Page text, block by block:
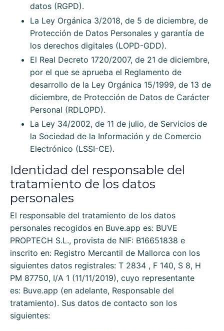
datos (RGPD).
La Ley Orgánica 3/2018, de 5 de diciembre, de
Protección de Datos Personales y garantía de
los derechos digitales (LOPD-GDD).
El Real Decreto 1720/2007, de 21 de diciembre,
por el que se aprueba el Reglamento de
desarrollo de la Ley Orgánica 15/1999, de 13 de
diciembre, de Protección de Datos de Carácter
Personal (RDLOPD).
La Ley 34/2002, de 11 de julio, de Servicios de
la Sociedad de la Información y de Comercio
Electrónico (LSSI-CE).
Identidad del responsable del
tratamiento de los datos
personales
El responsable del tratamiento de los datos
personales recogidos en Buve.app es: BUVE
PROPTECH S.L., provista de NIF: B16651838 e
inscrito en: Registro Mercantil de Mallorca con los
siguientes datos registrales: T 2834 , F 140, S 8, H
PM 87750, I/A 1 (11/11/2019), cuyo representante
es: Buve.app (en adelante, Responsable del
tratamiento). Sus datos de contacto son los
siguientes: